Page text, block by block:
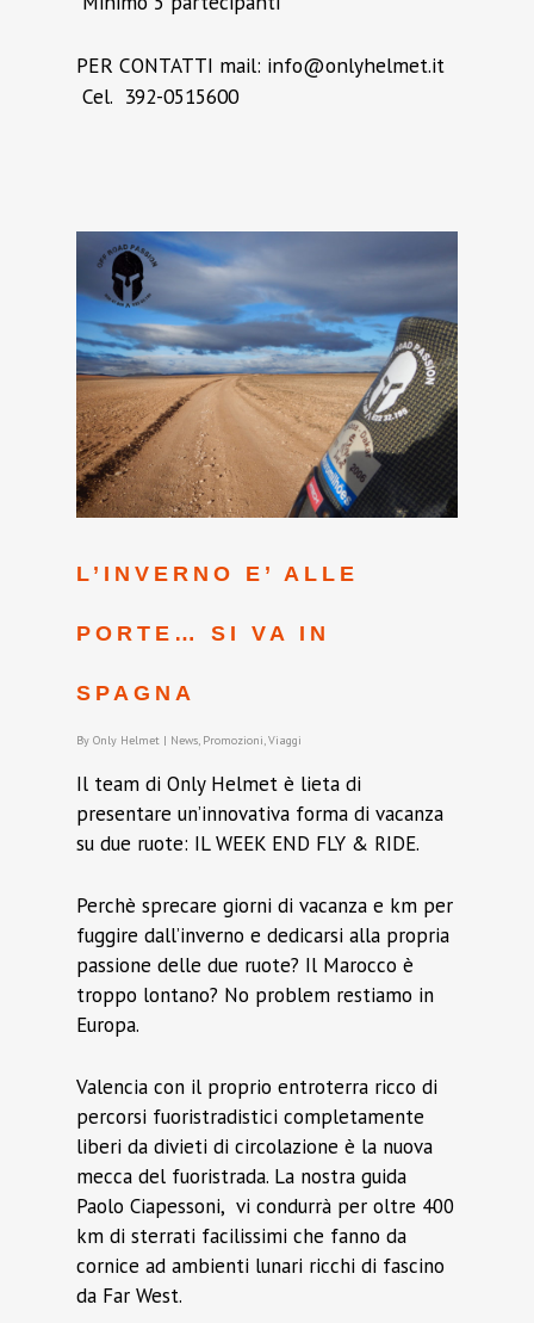
PER CONTATTI mail: info@onlyhelmet.it
Cel. 392-0515600
L’INVERNO E’ ALLE
PORTE… SI VA IN
SPAGNA
By Only Helmet | News, Promozioni,Viaggi
Il team di Only Helmet è lieta di
presentare un’innovativa forma di vacanza
su due ruote: IL WEEK END FLY & RIDE.
Perchè sprecare giorni di vacanza e km per
fuggire dall’inverno e dedicarsi alla propria
passione delle due ruote? Il Marocco è
troppo lontano? No problem restiamo in
Europa.
Valencia con il proprio entroterra ricco di
percorsi fuoristradistici completamente
liberi da divieti di circolazione è la nuova
mecca del fuoristrada. La nostra guida
Paolo Ciapessoni, vi condurrà per oltre 400
km di sterrati facilissimi che fanno da
cornice ad ambienti lunari ricchi di fascino
da Far West.